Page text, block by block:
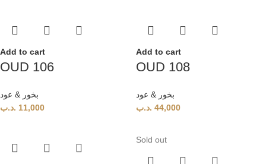
Add to cart
OUD 106
بخور & عود
11,000 .د.ب
Add to cart
OUD 108
بخور & عود
44,000 .د.ب
Sold out